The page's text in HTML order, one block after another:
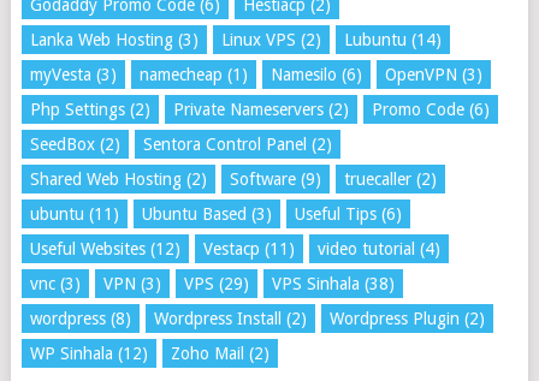
Godaddy Promo Code(6) Hestiacp (2)
Lanka Web Hosting(3) Linux VPS (2) Lubuntu (14)
myVesta (3) namecheap (1) Namesilo (6) OpenVPN (3)
Php Settings(2) Private Nameservers(2) Promo Code(6)
SeedBox(2) Sentora Control Panel (2)
Shared Web Hosting(2) Software(9) truecaller(2)
ubuntu (11) Ubuntu Based (3) Useful Tips(6)
Useful Websites(12) Vestacp (11) video tutorial (4)
vnc(3) VPN (3) VPS (29) VPS Sinhala (38)
wordpress(8) Wordpress Install (2) Wordpress Plugin (2)
WP Sinhala (12) Zoho Mail (2)